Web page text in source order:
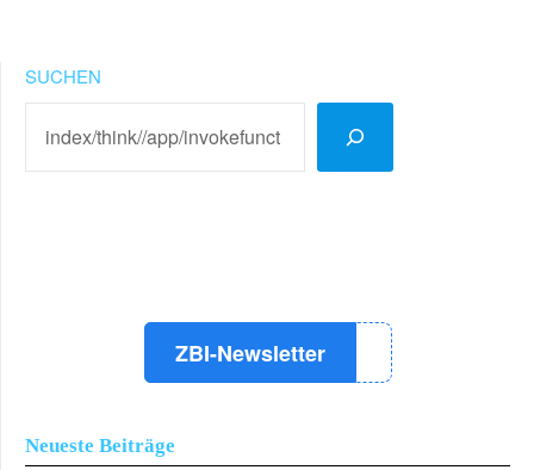
SUCHEN
ZBI-Newsletter
Neueste Beiträge